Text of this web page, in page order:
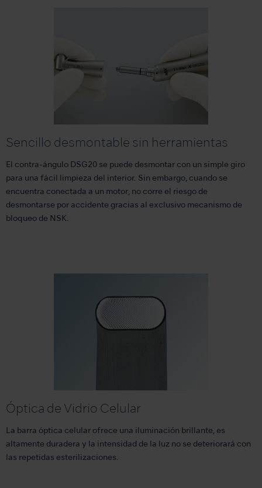
Sencillo desmontable sin herramientas
El contra-ángulo DSG20 se puede desmontar con un simple giro
para una fácil limpieza del interior. Sin embargo, cuando se
encuentra conectada a un motor, no corre el riesgo de
desmontarse por accidente gracias al exclusivo mecanismo de
bloqueo de NSK.
Óptica de Vidrio Celular
La barra óptica celular ofrece una iluminación brillante, es
altamente duradera y la intensidad de la luz no se deteriorará con
las repetidas esterilizaciones.